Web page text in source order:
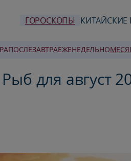
ГОРОСКОПЫ
ПОСЛЕЗАВТРАЕЖЕНЕДЕЛЬНО
для август